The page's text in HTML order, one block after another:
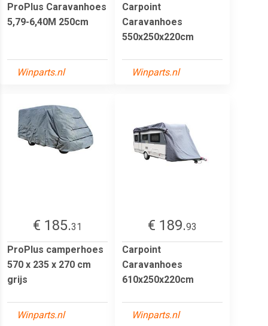
ProPlus Caravanhoes
5,79-6,40M 250cm
Winparts.nl
Carpoint
Caravanhoes
550x250x220cm
Winparts.nl
€ 185.31
ProPlus camperhoes
570 x 235 x 270 cm
grijs
Winparts.nl
€ 189.93
Carpoint
Caravanhoes
610x250x220cm
Winparts.nl